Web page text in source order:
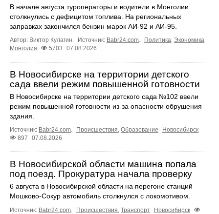
В начале августа туроператоры и водители в Монголии
столкнулись с дефицитом топлива. На региональных
заправках закончился бензин марок АИ-92 и АИ-95.
Автор: Виктор Кулагин. Источник: Babr24.com. Политика, Экономика
Монголия
5703 07.08.2026
В Новосибирске на территории детского
сада ввели режим повышенной готовности
В Новосибирске на территории детского сада №102 ввели
режим повышенной готовности из-за опасности обрушения
здания.
Источник: Babr24.com. Происшествия, Образование
Новосибирск
897
07.08.2026
В Новосибирской области машина попала
под поезд. Прокуратура начала проверку
6 августа в Новосибирской области на перегоне станций
Мошково-Сокур автомобиль столкнулся с локомотивом.
Источник: Babr24.com. Происшествия, Транспорт
Новосибирск